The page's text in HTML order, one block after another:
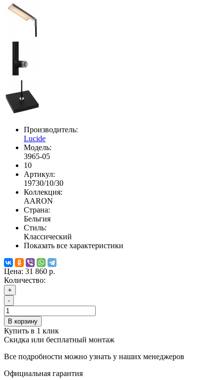
Производитель:
Lucide
Модель:
3965-05
10
Артикул:
19730/10/30
Коллекция:
AARON
Страна:
Бельгия
Стиль:
Классический
Показать все характеристики
Цена: 31 860 р.
Количество:
+
-
В корзину
Купить в 1 клик
Скидка или бесплатный монтаж
Все подробности можно узнать у наших менеджеров
Официальная гарантия